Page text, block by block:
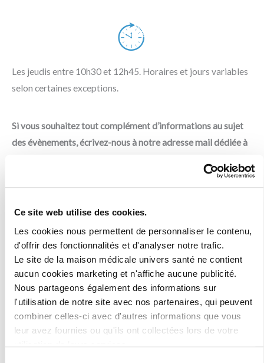
Ce site web utilise des cookies.
Les cookies nous permettent de personnaliser le contenu,
d'offrir des fonctionnalités et d'analyser notre trafic.
Le site de la maison médicale univers santé ne contient
aucun cookies marketing et n'affiche aucune publicité.
Nous partageons également des informations sur
l'utilisation de notre site avec nos partenaires, qui peuvent
combiner celles-ci avec d'autres informations que vous
leur avez fournies ou qu'ils ont collectées lors de votre
Les jeudis entre 10h30 et 12h45. Horaires et jours variables
selon certaines exceptions.
Si vous souhaitez tout complément d’informations au sujet
des évènements, écrivez-nous à notre adresse mail dédiée à
Précédent
Vous souhaitez partager cet article ? Facile comme tout !
Facebook Twitter LinkedIn